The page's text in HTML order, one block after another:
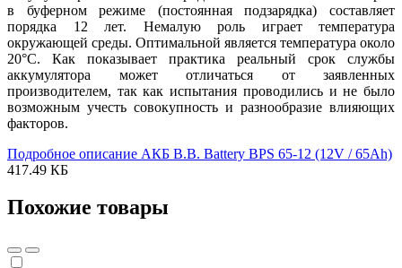
в буферном режиме (постоянная подзарядка) составляет
порядка 12 лет. Немалую роль играет температура
окружающей среды. Оптимальной является температура около
20°С. Как показывает практика реальный срок службы
аккумулятора может отличаться от заявленных
производителем, так как испытания проводились и не было
возможным учесть совокупность и разнообразие влияющих
факторов.
Подробное описание АКБ B.B. Battery BPS 65-12 (12V / 65Ah)
417.49 КБ
Похожие товары